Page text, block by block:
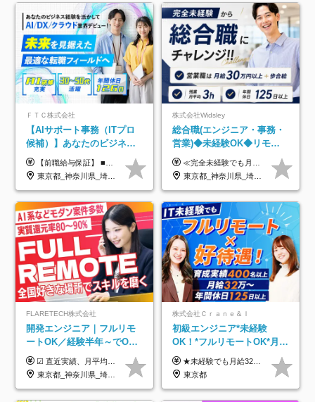
ＦＴＣ株式会社
【AIサポート事務（ITプロ
候補）】あなたのビジネス
経験をAI業界で活かす◆IT
未経験OK◆目指せるコンサ
ル
【前職給与保証】 ■未経験者： 月給30万円～35万円 ■ローキャリア（経験目安1年程度）： 月給35万円～40万円 ■経験者（経験目安3年以上）： 月給40万円～60万円 ■即戦力（経験目安5年以上）： 月給45万円～80万円 ※上記金額には固定残業代30時間分 【未経験者5万5000円～7万3000円、 ローキャリア6万4000円～7万3000円、 経験者5万8000円～10万9000円、 即戦力8万2000円～14万5000円】を含みます。 ※30時間を超える場合は追加で全額支給します。 ※経験・能力・前職給与などを総合的に評価したうえでご納得いただけるよう個別決定。 未経験者の場合、前職給与とポテンシャルを査定のうえ決定いたします。 ※日本国内でのIT業界経験、または同等の実務経験と能力に応じて決定します。 ※前職給与は日本円かつ、日本国内での実績に基づき評価します。 【納得の評価システム】 ★クォーター毎に査定する評価制度導入！ 明確な評価基準で翌年度年収を上げましょう！ ★評価対象期間に在籍中のほとんどの社員が昇給し 年収アップを実現しています！ ★様々なインセンティブ制度を用意し多角的に正当評価しています！ ※試用期間6カ月（期間中の待遇等に差異なし）
東京都_神奈川県_埼玉県_千葉県
株式会社Widsley
総合職(エンジニア・事務・
営業)◆未経験OK◆リモー
トあり◆残業月3h◆服装髪
型自由
≪完全未経験でも月給40万円以上も可能です！≫ -------------- 【1】ITエンジニア 月給26万円～50万円＋プロジェクト手当＋資格手当 【2】IT事務、営業事務 月給26万円～50万円＋プロジェクト手当＋資格手当 ≪【1】【2】共通≫ ★上記給与には固定残業代20時間分(月3万719円～)を含みます。残業が超過した場合は、追加支給します(残業は月平均3時間とほぼ発生しません。残業がなくても、固定残業代は支給されます) ★試用期間6ヵ月あり（期間中は月給23万1000円～。固定残業代20時間分3万719円～を含む／超過分は別途支給） -------------- 【3】SES営業、SaaS営業 月給30万円以上＋インセンティブ＋各種手当 ★上記給与には固定残業代45時間分(月7万6967円～)を含みます。残業が超過した場合は、追加支給します(残業は月平均3時間とほぼ発生しません。残業がなくても、固定残業代は支給されます) ★試用期間6ヵ月あり(期間中も給与や福利厚生は同じです)
東京都_神奈川県_埼玉県_千葉県_大阪府_愛知県_北海道_青森県_岩手県_宮城県_秋田県_山形県_福島県_茨城県_栃木県_群馬県_新潟県_山梨県_長野県_富山県_石川県_福井県_静岡県_岐阜県_三重県_兵庫県_京都府_滋賀県_奈良県_和歌山県_広島県_岡山県_鳥取県_島根県_山口県_徳島県_香川県_愛媛県_高知県_福岡県_熊本県_佐賀県_長崎県_大分県_宮崎県_鹿児島県_沖縄県
FLARETECH株式会社
開発エンジニア｜フルリモ
ートOK／経験半年～でOK
／実質還元率80～90%／前
給保証／AI系など最先端案
件多数
☑︎ 直近実績、月平均17,000円の昇給 ☑︎ 前職給与100%保証 ☑︎ 実質還元率80～90% ☑︎ 待機時も給与は満額支給 月給35万円～70万円＋交通費など各種手当 ※想定年収：4,200,000円～10,560,000円 ※経験・能力等を考慮の上で決定します。 ※上記金額には、みなし残業手当（50時間分・104,000円～212,000円）を含みます。超過分は別途追加支給します。 ┗残業時間は月平均10時間、多い時でも20時間程度と安定しております ★単価連動型の給与体系ではないため、万が一待機になってもその間の給与は満額支給しています。 ＜1年間の昇給事例をご紹介！＞ ・20代/フロントエンドエンジニア：月給274,000円→月給362,000円（＋88,000円/月） ・20代/iOSエンジニア：月給237,000円→月給287,000円（＋50,000円/月） ・20代/Androidエンジニア：月給316,000円→月給374,000円（＋58,000円/月） ・30代/Javaエンジニア（上流）：月給340,000円→月給418,000円（＋78,000円/月） ・30代/PMO：月給340,000円→月給418,000円（＋78,000円/月）
東京都_神奈川県_埼玉県_千葉県_大阪府_愛知県_北海道_青森県_岩手県_宮城県_秋田県_山形県_福島県_茨城県_栃木県_群馬県_新潟県_山梨県_長野県_富山県_石川県_福井県_静岡県_岐阜県_三重県_兵庫県_京都府_滋賀県_奈良県_和歌山県_広島県_岡山県_鳥取県_島根県_山口県_徳島県_香川県_愛媛県_高知県_福岡県_熊本県_佐賀県_長崎県_大分県_宮崎県_鹿児島県_沖縄県
株式会社Ｃｒａｎｅ＆Ｉ
初級エンジニア*未経験
OK！*フルリモートOK*月給
32万～*残業月9.8h*1ヶ月の
研修*資格取得率100％
★未経験でも月給32万円スタート★ 月収32万円～35万円＋各種手当（資格手当だけで毎月15万の上乗せ実績あり！） ★資格手当豊富！1資格につき最大3万円支給 ★功績手当の導入で、毎月のお給与に上乗せで最大10万円支給している社員も！ ★1回の昇級で年収数十万UPも可 ★ゆくゆくは年収1000万以上も目指せる 年俸384万円～1,162万8,000円（12分割） ※経験・スキルを考慮の上決定します ※上記金額には固定残業代（月30h分・60,800円～66,500円）を含みます ※超過分は別途全額支給します ※試用期間2ヶ月間あり（その他待遇に差異はありません）
東京都